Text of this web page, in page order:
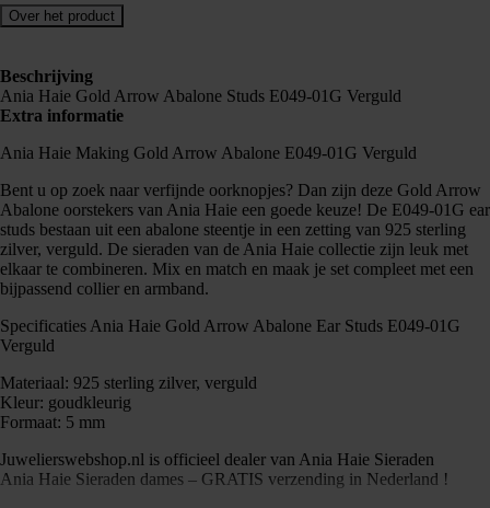
Over het product
Beschrijving
Ania Haie Gold Arrow Abalone Studs E049-01G Verguld
Extra informatie
Ania Haie Making Gold Arrow Abalone E049-01G Verguld
Bent u op zoek naar verfijnde oorknopjes? Dan zijn deze Gold Arrow
Abalone oorstekers van Ania Haie een goede keuze! De E049-01G ear
studs bestaan uit een abalone steentje in een zetting van 925 sterling
zilver, verguld. De sieraden van de Ania Haie collectie zijn leuk met
elkaar te combineren. Mix en match en maak je set compleet met een
bijpassend collier en armband.
Specificaties Ania Haie Gold Arrow Abalone Ear Studs E049-01G
Verguld
Materiaal: 925 sterling zilver, verguld
Kleur: goudkleurig
Formaat: 5 mm
Juwelierswebshop.nl is officieel dealer van Ania Haie Sieraden
Ania Haie Sieraden dames – GRATIS verzending in Nederland !